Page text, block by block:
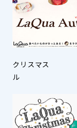
クリ
ル